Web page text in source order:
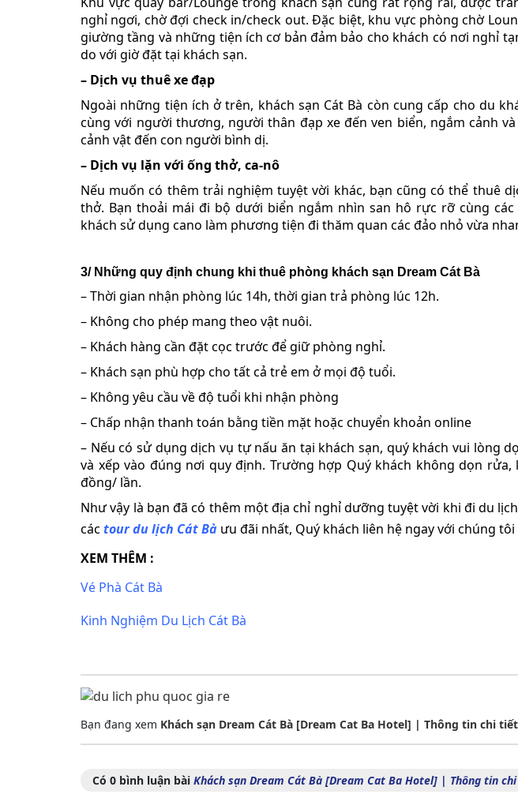
nghỉ ngơi, chờ đợi check in/check out. Đặc biệt, khu vực phòng chờ
giường tầng và những tiện ích cơ bản đảm bảo cho khách có nơi nghỉ
do với giờ đặt tại khách sạn.
– Dịch vụ thuê xe đạp
Ngoài những tiện ích ở trên, khách sạn Cát Bà còn cung cấp cho du
cùng với người thương, người thân đạp xe đến ven biển, ngắm cảnh
cảnh vật đến con người bình dị.
– Dịch vụ lặn với ống thở, ca-nô
Nếu muốn có thêm trải nghiệm tuyệt vời khác, bạn cũng có thể thuê
thở. Bạn thoải mái đi bộ dưới biển ngắm nhìn san hô rực rỡ cùng
khách sử dụng cano làm phương tiện đi thăm quan các đảo nhỏ vừa
3/ Những quy định chung khi thuê phòng khách sạn Dream Cát Bà
– Thời gian nhận phòng lúc 14h, thời gian trả phòng lúc 12h.
– Không cho phép mang theo vật nuôi.
– Khách hàng cần đặt cọc trước để giữ phòng nghỉ.
– Khách sạn phù hợp cho tất cả trẻ em ở mọi độ tuổi.
– Không yêu cầu về độ tuổi khi nhận phòng
– Chấp nhận thanh toán bằng tiền mặt hoặc chuyển khoản online
– Nếu có sử dụng dịch vụ tự nấu ăn tại khách sạn, quý khách vui lòng
và xếp vào đúng nơi quy định. Trường hợp Quý khách không dọn
đồng/ lần.
Như vậy là bạn đã có thêm một địa chỉ nghỉ dưỡng tuyệt vời khi đi du
các tour du lịch Cát Bà ưu đãi nhất, Quý khách liên hệ ngay với chúng tôi
XEM THÊM :
Vé Phà Cát Bà
Kinh Nghiệm Du Lịch Cát Bà
Bạn đang xem Khách sạn Dream Cát Bà [Dream Cat Ba Hotel] | Thông tin chi
Có 0 bình luận bài Khách sạn Dream Cát Bà [Dream Cat Ba Hotel] | Thông tin